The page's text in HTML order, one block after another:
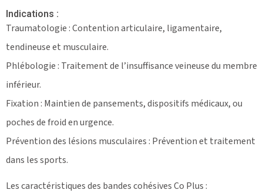
Indications :
Traumatologie : Contention articulaire, ligamentaire,
tendineuse et musculaire.
Phlébologie : Traitement de l’insuffisance veineuse du membre
inférieur.
Fixation : Maintien de pansements, dispositifs médicaux, ou
poches de froid en urgence.
Prévention des lésions musculaires : Prévention et traitement
dans les sports.
Les caractéristiques des bandes cohésives Co Plus :